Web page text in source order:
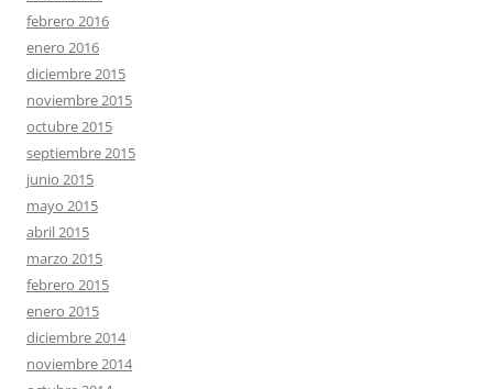
febrero 2016
enero 2016
diciembre 2015
noviembre 2015
octubre 2015
septiembre 2015
junio 2015
mayo 2015
abril 2015
marzo 2015
febrero 2015
enero 2015
diciembre 2014
noviembre 2014